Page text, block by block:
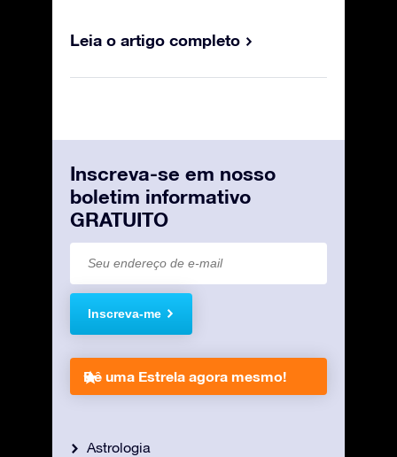
Leia o artigo completo
Inscreva-se em nosso
boletim informativo
GRATUITO
Inscreva-me
Dê uma Estrela agora mesmo!
Astrologia